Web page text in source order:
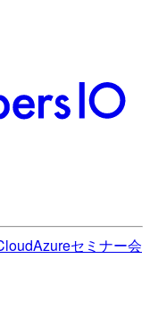
Azureセミナー会